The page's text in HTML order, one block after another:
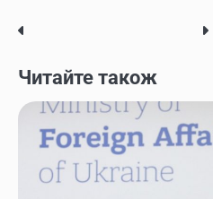
Post
navigation
Читайте також